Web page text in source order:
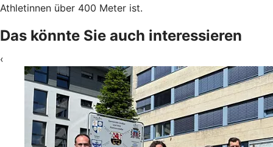
Athletinnen über 400 Meter ist.
Das könnte Sie auch interessieren
‹